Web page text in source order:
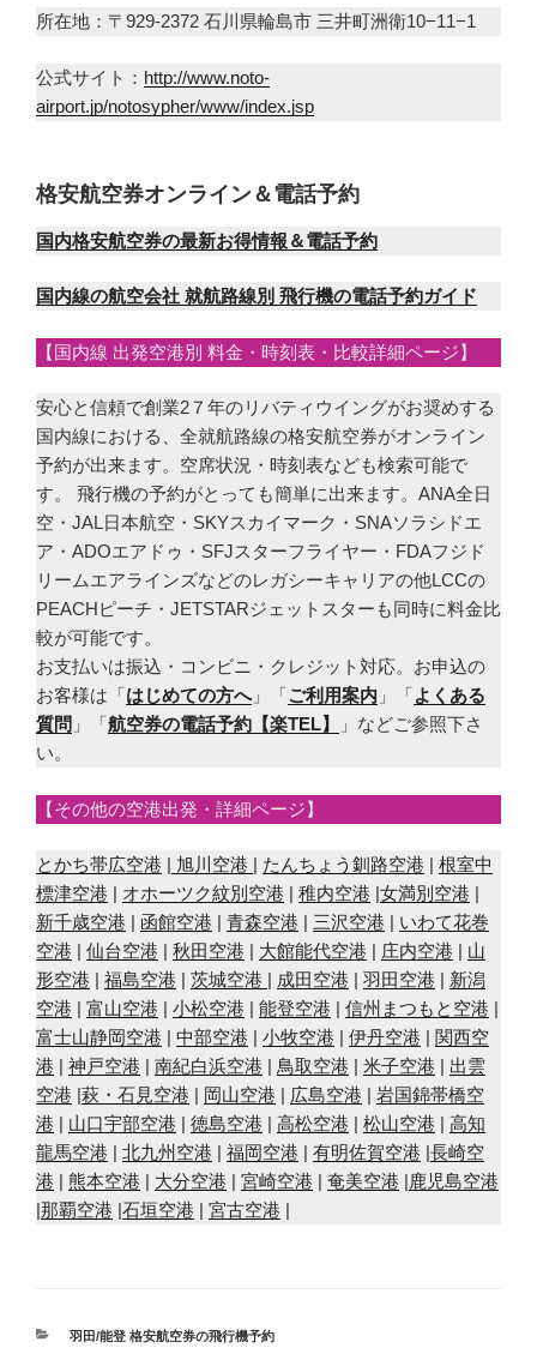
所在地：〒929-2372 石川県輪島市 三井町洲衛10−11−1
公式サイト： http://www.noto-
airport.jp/notosypher/www/index.jsp
格安航空券オンライン＆電話予約
国内格安航空券の最新お得情報＆電話予約
国内線の航空会社 就航路線別 飛行機の電話予約ガイド
【国内線 出発空港別 料金・時刻表・比較詳細ページ】
安心と信頼で創業2７年のリバティウイングがお奨めする
国内線における、全就航路線の格安航空券がオンライン
予約が出来ます。空席状況・時刻表なども検索可能で
す。 飛行機の予約がとっても簡単に出来ます。ANA全日
空・JAL日本航空・SKYスカイマーク・SNAソラシドエ
ア・ADOエアドゥ・SFJスターフライヤー・FDAフジド
リームエアラインズなどのレガシーキャリアの他LCCの
PEACHピーチ・JETSTARジェットスターも同時に料金比
較が可能です。
お支払いは振込・コンビニ・クレジット対応。お申込の
お客様は「はじめての方へ」「ご利用案内 」「よくある
質問 」「航空券の電話予約【楽TEL】
」などご参照下さ
い。
【その他の空港出発・詳細ページ】
とかち帯広空港 | 旭川空港 | たんちょう釧路空港 | 根室中
標津空港 | オホーツク紋別空港 | 稚内空港 |女満別空港 |
新千歳空港 | 函館空港 | 青森空港 | 三沢空港 | いわて花巻
空港 | 仙台空港 | 秋田空港 | 大館能代空港 | 庄内空港 | 山
形空港 | 福島空港 | 茨城空港 | 成田空港 | 羽田空港 | 新潟
空港 | 富山空港 | 小松空港 | 能登空港 | 信州まつもと空港 |
富士山静岡空港 | 中部空港 | 小牧空港 | 伊丹空港 | 関西空
港 | 神戸空港 | 南紀白浜空港 | 鳥取空港 | 米子空港 | 出雲
空港 |萩・石見空港 | 岡山空港 | 広島空港 | 岩国錦帯橋空
港 | 山口宇部空港 | 徳島空港 | 高松空港 | 松山空港 | 高知
龍馬空港 | 北九州空港 | 福岡空港 | 有明佐賀空港 |長崎空
港 | 熊本空港 | 大分空港 | 宮崎空港 | 奄美空港 |鹿児島空港
|那覇空港 |石垣空港 | 宮古空港 |
カ
羽田/能登 格安航空券の飛行機予約